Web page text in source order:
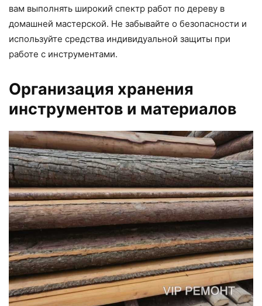
вам выполнять широкий спектр работ по дереву в
домашней мастерской. Не забывайте о безопасности и
используйте средства индивидуальной защиты при
работе с инструментами.
Организация хранения
инструментов и материалов